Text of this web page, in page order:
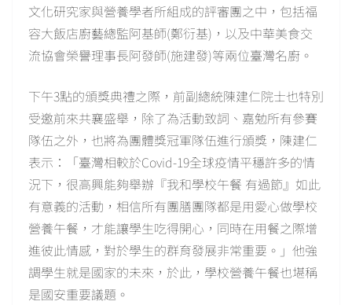
文化研究家與營養學者所組成的評審團之中，包括福
容大飯店廚藝總監阿基師(鄭衍基)，以及中華美食交
流協會榮譽理事長阿發師(施建發)等兩位臺灣名廚。
下午3點的頒獎典禮之際，前副總統陳建仁院士也特別
受邀前來共襄盛舉，除了為活動致詞、嘉勉所有參賽
隊伍之外，也將為團體獎冠軍隊伍進行頒獎，陳建仁
表示：「臺灣相較於Covid-19全球疫情平穩許多的情
況下，很高興能夠舉辦『我和學校午餐 有過節』如此
有意義的活動，相信所有團膳團隊都是用愛心做學校
營養午餐，才能讓學生吃得開心，同時在用餐之際增
進彼此情感，對於學生的群育發展非常重要。」他強
調學生就是國家的未來，於此，學校營養午餐也堪稱
是國安重要議題。